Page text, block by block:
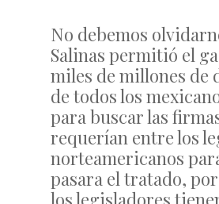
No debemos
Salinas permitió el
miles de millones de
de todos los
para buscar las
requerían entre los
norteamericanos
pasara el tratado,
los legisladores